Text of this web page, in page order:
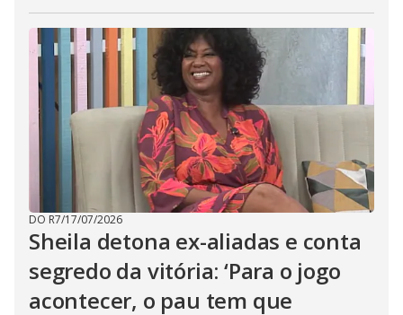
DO R7/17/07/2026
Sheila detona ex-aliadas e conta
segredo da vitória: ‘Para o jogo
acontecer, o pau tem que